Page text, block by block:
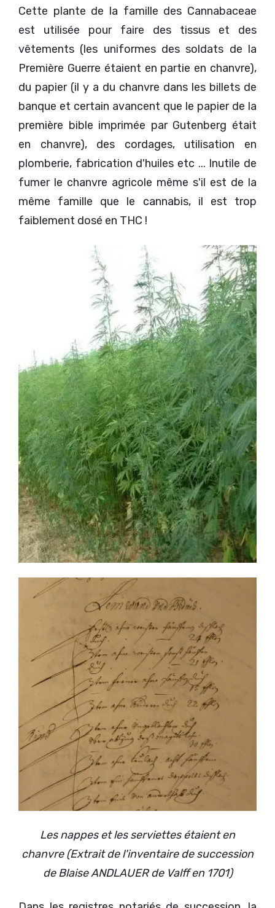
Cette plante de la famille des Cannabaceae
est utilisée pour faire des tissus et des
vêtements (les uniformes des soldats de la
Première Guerre étaient en partie en chanvre),
du papier (il y a du chanvre dans les billets de
banque et certain avancent que le papier de la
première bible imprimée par Gutenberg était
en chanvre), des cordages, utilisation en
plomberie, fabrication d'huiles etc ... Inutile de
fumer le chanvre agricole même s'il est de la
même famille que le cannabis, il est trop
faiblement dosé en THC !
Les nappes et les serviettes étaient en
chanvre (Extrait de l'inventaire de succession
de Blaise ANDLAUER de Valff en 1701)